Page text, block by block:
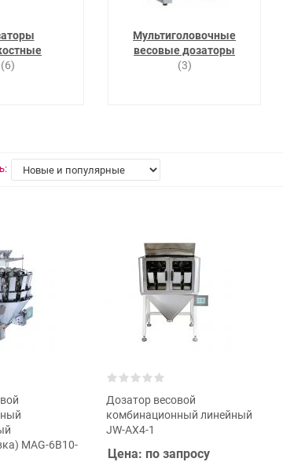
(6)
Мультиголовочные
весовые дозаторы
(3)
MAG-6B10-
Дозатор весовой
комбинационный линейный
JW-AX4-1
Цена: по запросу